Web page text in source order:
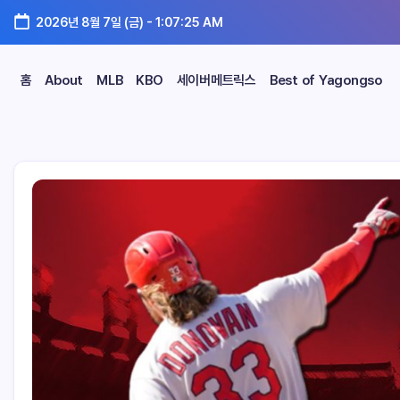
2026년 8월 7일 (금) - 1:07:26 AM
홈 About MLB KBO 세이버메트릭스 Best of Yagongso